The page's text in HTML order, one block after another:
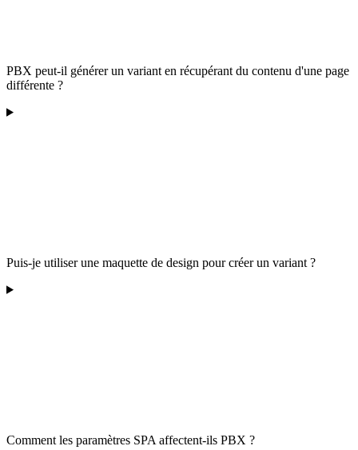
PBX peut-il générer un variant en récupérant du contenu d'une page
différente ?
Puis-je utiliser une maquette de design pour créer un variant ?
Comment les paramètres SPA affectent-ils PBX ?